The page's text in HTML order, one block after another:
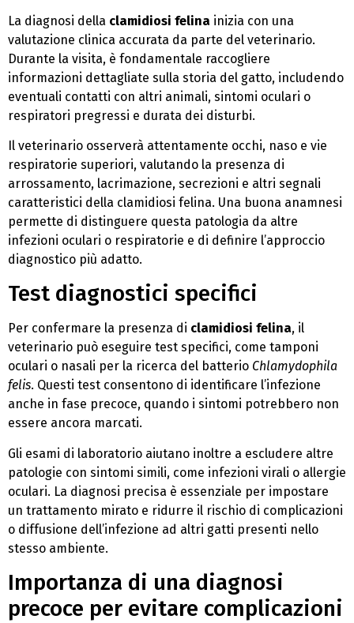
La diagnosi della clamidiosi felina inizia con una
valutazione clinica accurata da parte del veterinario.
Durante la visita, è fondamentale raccogliere
informazioni dettagliate sulla storia del gatto, includendo
eventuali contatti con altri animali, sintomi oculari o
respiratori pregressi e durata dei disturbi.
Il veterinario osserverà attentamente occhi, naso e vie
respiratorie superiori, valutando la presenza di
arrossamento, lacrimazione, secrezioni e altri segnali
caratteristici della clamidiosi felina. Una buona anamnesi
permette di distinguere questa patologia da altre
infezioni oculari o respiratorie e di definire l’approccio
diagnostico più adatto.
Test diagnostici specifici
Per confermare la presenza di clamidiosi felina, il
veterinario può eseguire test specifici, come tamponi
oculari o nasali per la ricerca del batterio Chlamydophila
felis. Questi test consentono di identificare l’infezione
anche in fase precoce, quando i sintomi potrebbero non
essere ancora marcati.
Gli esami di laboratorio aiutano inoltre a escludere altre
patologie con sintomi simili, come infezioni virali o allergie
oculari. La diagnosi precisa è essenziale per impostare
un trattamento mirato e ridurre il rischio di complicazioni
o diffusione dell’infezione ad altri gatti presenti nello
stesso ambiente.
Importanza di una diagnosi
precoce per evitare complicazioni